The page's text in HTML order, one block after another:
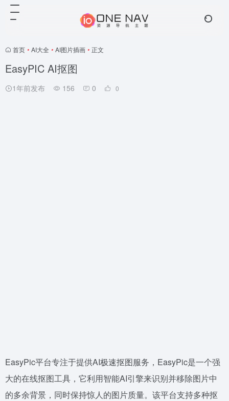
首页 • AI大全 • AI图片插画 • 正文
EasyPIC AI抠图
1年前发布 156 0 0
EasyPic平台专注于提供AI极速抠图服务，EasyPic是一个强
大的在线抠图工具，它利用智能AI引擎来识别并移除图片中
的多余背景，同时保持惊人的图片质量。该平台支持多种抠